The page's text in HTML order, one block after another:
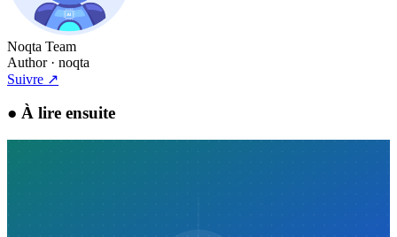
Noqta Team
Author· noqta
Suivre ↗
● À lire ensuite